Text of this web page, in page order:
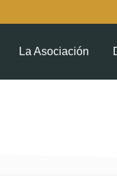
La Asociación